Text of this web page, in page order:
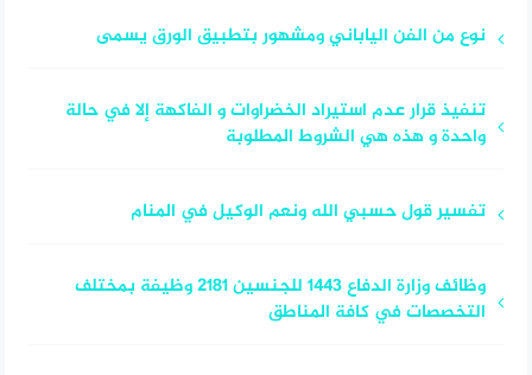
نوع من الفن الياباني ومشهور بتطبيق الورق يسمى
تنفيذ قرار عدم استيراد الخضراوات و الفاكهة إلا في حالة
واحدة و هذه هي الشروط المطلوبة
تفسير قول حسبي الله ونعم الوكيل في المنام
وظائف وزارة الدفاع 1443 للجنسين 2181 وظيفة بمختلف
التخصصات في كافة المناطق